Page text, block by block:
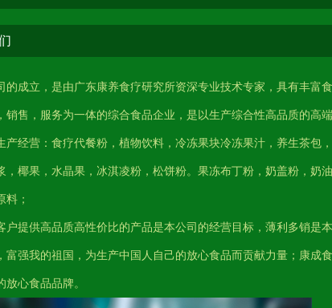
的成立，是由广东康养食疗研究所资深专业技术专家，具有丰富
销售，服务为一体的综合食品企业，是以生产综合性高品质的高
产经营：食疗代餐粉，植物饮料，冷冻果块冷冻果汁，养生茶包
，椰果，水晶果，冰淇凌粉，松饼粉。果冻布丁粉，奶盖粉，奶
料；
户提供高品质高性价比的产品是本公司的经营目标，薄利多销是
富强我的祖国，为生产中国人自己的放心食品而贡献力量；康成
放心食品品牌。